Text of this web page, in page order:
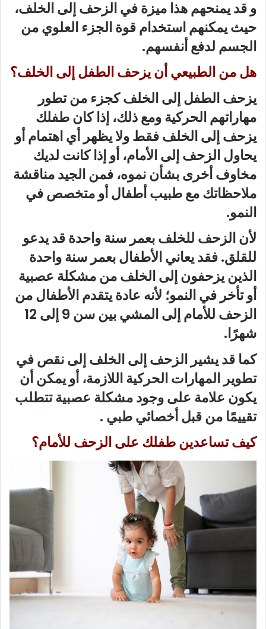
و قد يمنحهم هذا ميزة في الزحف إلى الخلف،
حيث يمكنهم استخدام قوة الجزء العلوي من
الجسم لدفع أنفسهم.
هل من الطبيعي أن يزحف الطفل إلى الخلف؟
يزحف الطفل إلى الخلف كجزء من تطور
مهاراتهم الحركية ومع ذلك، إذا كان طفلك
يزحف إلى الخلف فقط ولا يظهر أي اهتمام أو
يحاول الزحف إلى الأمام، أو إذا كانت لديك
مخاوف أخرى بشأن نموه، فمن الجيد مناقشة
ملاحظاتك مع طبيب أطفال أو متخصص في
النمو.
لأن الزحف للخلف بعمر سنة واحدة قد يدعو
للقلق. فقد يعاني الأطفال بعمر سنة واحدة
الذين يزحفون إلى الخلف من مشكلة عصبية
أو تأخر في النمو؛ لأنه عادة يتقدم الأطفال من
الزحف للأمام إلى المشي بين سن 9 إلى 12
شهرًا.
كما قد يشير الزحف إلى الخلف إلى نقص في
تطوير المهارات الحركية اللازمة، أو يمكن أن
يكون علامة على وجود مشكلة عصبية تتطلب
تقييمًا من قبل أخصائي طبي .
كيف تساعدين طفلك على الزحف للأمام؟